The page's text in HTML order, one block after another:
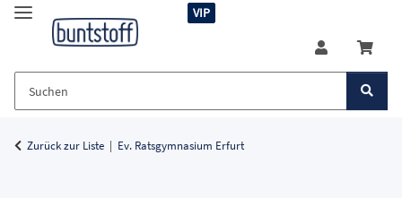
VIP
Zurück zur Liste Ev. Ratsgymnasium Erfurt